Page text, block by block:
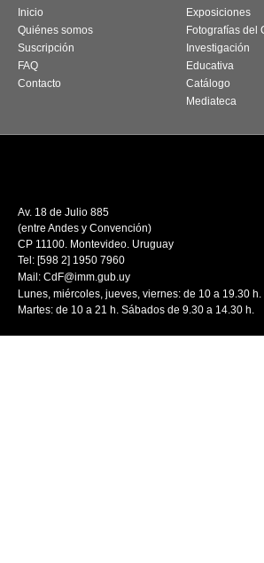
Inicio
Quiénes somos
Suscripción
FAQ
Contacto
Exposiciones
Fotografías del
Investigación
Educativa
Catálogo
Mediateca
Av. 18 de Julio 885
(entre Andes y Convención)
CP 11100. Montevideo. Uruguay
Tel: [598 2] 1950 7960
Mail: CdF@imm.gub.uy
Lunes, miércoles, jueves, viernes: de 10 a 19.30 h.
Martes: de 10 a 21 h. Sábados de 9.30 a 14.30 h.